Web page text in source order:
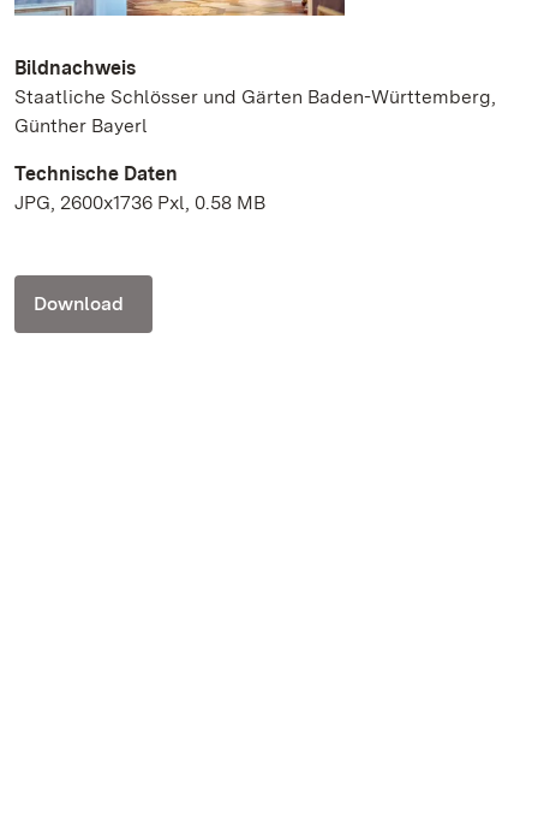
Bildnachweis
Staatliche Schlösser und Gärten Baden-Württemberg,
Günther Bayerl
Technische Daten
JPG, 2600x1736 Pxl, 0.58 MB
Download